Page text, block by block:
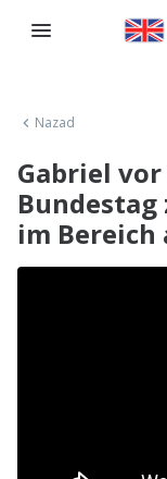
Nazad
Gabriel
im